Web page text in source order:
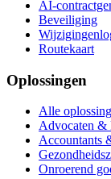
AI-
Beveiliging
Routekaart
Oplossingen
Alle
Advocaten &
Accountants
Onroerend